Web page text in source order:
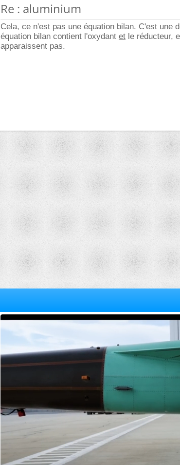
Re : aluminium
Cela, ce n'est pas une équation bilan. C'est une
équation bilan contient l'oxydant et le réducteur,
apparaissent pas.